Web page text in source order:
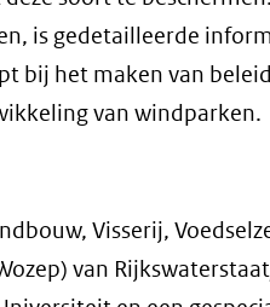
is gedetailleerde
bij het maken van
van windparken.
Visserij,
van